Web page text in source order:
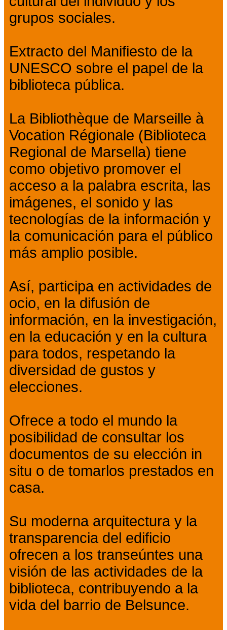
grupos sociales.
Extracto del Manifiesto de la
UNESCO sobre el papel de la
biblioteca pública.
La Bibliothèque de Marseille à
Vocation Régionale (Biblioteca
Regional de Marsella) tiene
como objetivo promover el
acceso a la palabra escrita, las
imágenes, el sonido y las
tecnologías de la información y
la comunicación para el público
más amplio posible.
Así, participa en actividades de
ocio, en la difusión de
información, en la investigación,
en la educación y en la cultura
para todos, respetando la
diversidad de gustos y
elecciones.
Ofrece a todo el mundo la
posibilidad de consultar los
documentos de su elección in
situ o de tomarlos prestados en
casa.
Su moderna arquitectura y la
transparencia del edificio
ofrecen a los transeúntes una
visión de las actividades de la
biblioteca, contribuyendo a la
vida del barrio de Belsunce.